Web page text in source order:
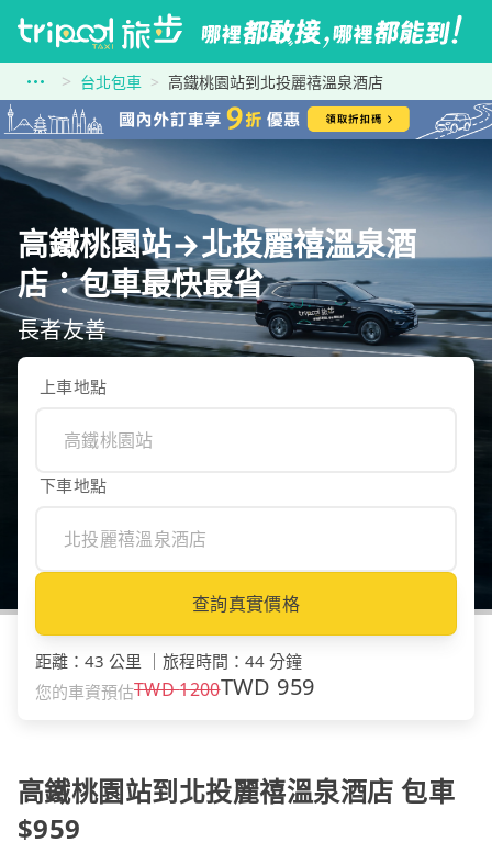
台北包車 高鐵桃園站到北投麗禧溫泉酒店
高鐵桃園站→北投麗禧溫泉酒
店：包車最快最省
長者友善
上車地點
下車地點
查詢真實價格
距離 ： 43 公里 旅程時間 ： 44 分鐘
您的車資預估TWD1200TWD 959
高鐵桃園站到北投麗禧溫泉酒店 包車
$959